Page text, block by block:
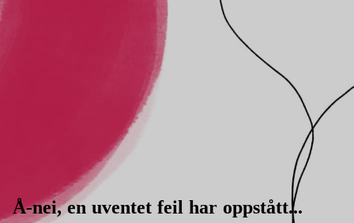
Å-nei, en uventet feil har oppstått...